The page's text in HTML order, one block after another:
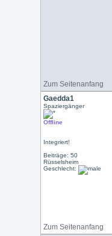
Zum Seitenanfang
Gaedda1
Spaziergänger
Offline
Integriert!
Beiträge: 50
Rüsselsheim
Geschlecht:
Zum Seitenanfang